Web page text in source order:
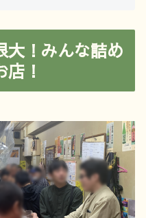
大！みんな詰め
！